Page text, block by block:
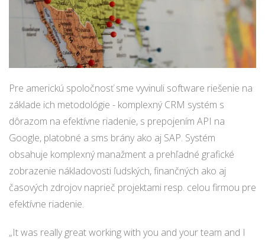
Pre americkú spoločnosť sme vyvinuli software riešenie na
základe ich metodológie - komplexný CRM systém s
dôrazom na efektívne riadenie, s prepojením API na
Google, platobné a sms brány ako aj SAP. Systém
obsahuje komplexný manažment a prehľadné grafické
zobrazenie nákladovosti ľudských, finančných ako aj
časových zdrojov naprieč projektami resp. celou firmou pre
efektívne riadenie.
„It was really great working with you and your team and I